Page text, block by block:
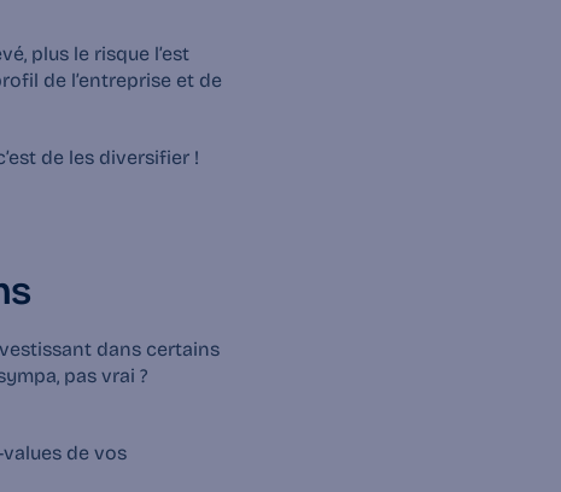
plus le risque l’est
de l’entreprise et de
de les diversifier !
dans certains
pas vrai ?
values de vos